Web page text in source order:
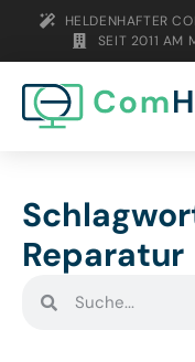
HELDENHAFTER
SEIT 2011 AM
Reparatur